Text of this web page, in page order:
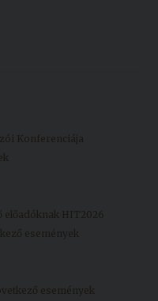
Konferenciája
előadóknak HIT2026
események
események